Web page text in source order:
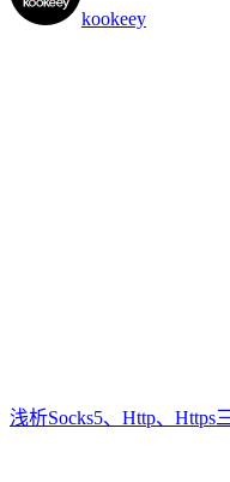
kookeey
浅析Socks5、Http、Https